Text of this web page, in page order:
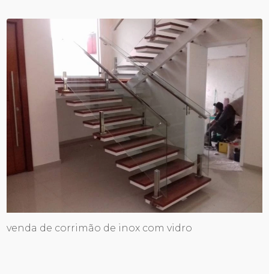
venda de corrimão de inox com vidro